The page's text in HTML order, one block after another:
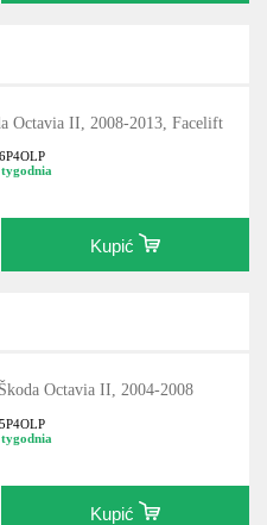
Octavia II, 2008-2013, Facelift
Kupić
Octavia II, 2004-2008
Kupić